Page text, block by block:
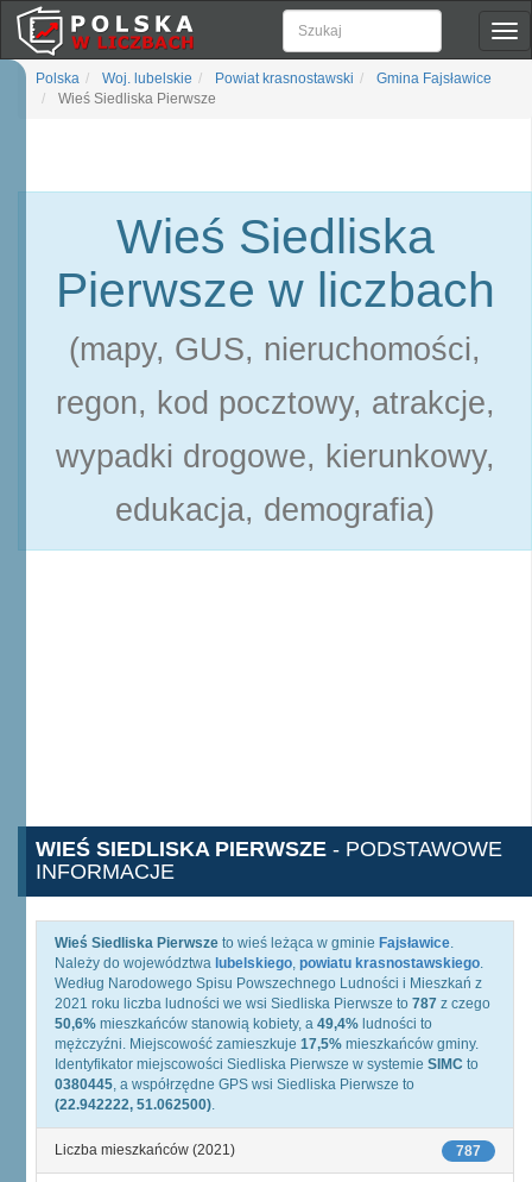
Polska Woj. lubelskie Powiat krasnostawski
Gmina Fajsławice
Wieś Siedliska Pierwsze
Wieś Siedliska
Pierwsze w liczbach
(mapy, GUS, nieruchomości,
regon, kod pocztowy, atrakcje,
wypadki drogowe, kierunkowy,
edukacja, demografia)
WIEŚ SIEDLISKA PIERWSZE - PODSTAWOWE
INFORMACJE
Wieś Siedliska Pierwsze to wieś leżąca w gminie Fajsławice.
Należy do województwa lubelskiego, powiatu krasnostawskiego.
Według Narodowego Spisu Powszechnego Ludności i Mieszkań z
2021 roku liczba ludności we wsi Siedliska Pierwsze to 787 z czego
50,6% mieszkańców stanowią kobiety, a 49,4% ludności to
mężczyźni. Miejscowość zamieszkuje 17,5% mieszkańców gminy.
Identyfikator miejscowości Siedliska Pierwsze w systemie SIMC to
0380445, a współrzędne GPS wsi Siedliska Pierwsze to
(22.942222, 51.062500).
787
Liczba mieszkańców (2021)